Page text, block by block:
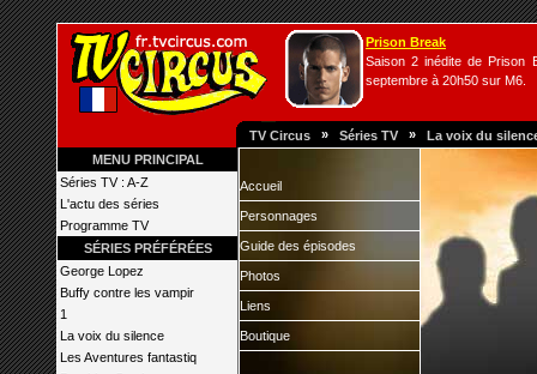
Prison Break
Saison 2 inédite de Prison
septembre à 20h50 sur M6.
TV Circus » Séries TV » La voix du
MENU PRINCIPAL
Séries TV : A-Z
L'actu des séries
Programme TV
SÉRIES PRÉFÉRÉES
George Lopez
Buffy contre les vampir
1
La voix du silence
Les Aventures fantastiq
Accueil
Personnages
Guide des épisodes
Photos
Liens
Boutique